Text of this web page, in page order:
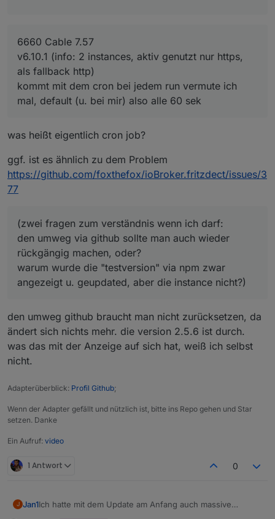
6660 Cable 7.57
v6.10.1 (info: 2 instances, aktiv genutzt nur https,
als fallback http)
kommt mit dem cron bei jedem run vermute ich
mal, default (u. bei mir) also alle 60 sek
was heißt eigentlich cron job?
ggf. ist es ähnlich zu dem Problem
https://github.com/foxthefox/ioBroker.fritzdect/issues/3
77
(zwei fragen zum verständnis wenn ich darf:
den umweg via github sollte man auch wieder
rückgängig machen, oder?
warum wurde die "testversion" via npm zwar
angezeigt u. geupdated, aber die instance nicht?)
den umweg github braucht man nicht zurücksetzen, da
ändert sich nichts mehr. die version 2.5.6 ist durch.
was das mit der Anzeige auf sich hat, weiß ich selbst
nicht.
Adapterüberblick: Profil Github;
Wenn der Adapter gefällt und nützlich ist, bitte ins Repo gehen und Star
setzen. Danke
Ein Aufruf: video
1 Antwort 0
J Jan1Ich hatte mit dem Update am Anfang auch massive